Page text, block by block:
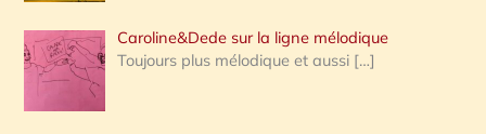
Caroline&Dede sur la ligne mélodique
Toujours plus mélodique et aussi […]